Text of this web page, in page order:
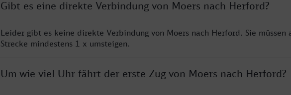
Gibt es eine direkte Verbindung von Moers nach Herford?
Leider gibt es keine direkte Verbindung von Moers nach Herford. Sie müssen
Strecke mindestens 1 x umsteigen.
Um wie viel Uhr fährt der erste Zug von Moers nach Herford?